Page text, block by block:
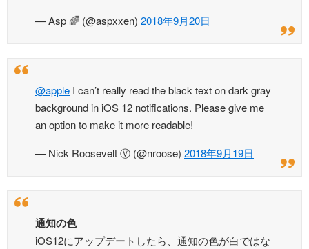
— Asp 🌈 (@aspxxen) 2018年9月20日
@apple I can’t really read the black text on dark gray
background in iOS 12 notifications. Please give me
an option to make it more readable!
— Nick Roosevelt Ⓥ (@nroose) 2018年9月19日
通知の色
iOS12にアップデートしたら、通知の色が白ではな